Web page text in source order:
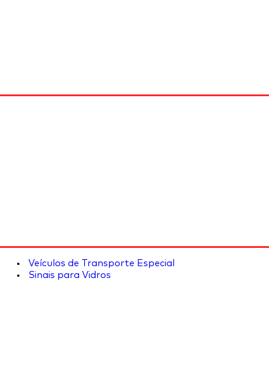
Veículos de Transporte Especial
Sinais para Vidros